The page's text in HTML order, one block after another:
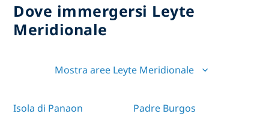
Dove immergersi Leyte
Meridionale
Mostra aree Leyte Meridionale
Isola di Panaon Padre Burgos